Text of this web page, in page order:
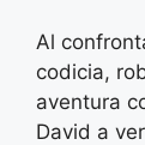
Al
codicia,
aventura
David a